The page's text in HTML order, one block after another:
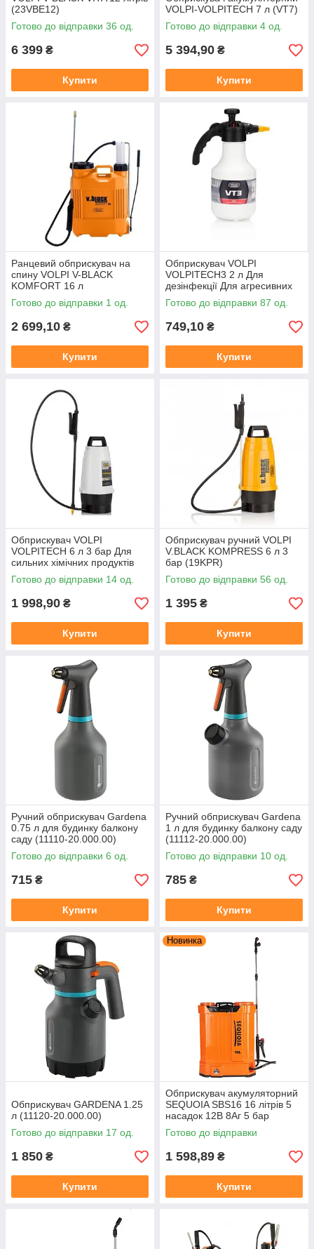
(23VBE12)
Готово до відправки 36 од.
6 399 ₴
Купити
VOLPI-VOLPITECH 7 л (VT7)
Готово до відправки 4 од.
5 394,90 ₴
Купити
Ранцевий обприскувач на
спину VOLPI V-BLACK
KOMFORT 16 л
Готово до відправки 1 од.
2 699,10 ₴
Купити
Обприскувач VOLPI
VOLPITECH3 2 л Для
дезінфекції Для агресивних
засобів 2 бар
Готово до відправки 87 од.
749,10 ₴
Купити
Обприскувач VOLPI
VOLPITECH 6 л 3 бар Для
сильних хімічних продуктів
добрив пестицидів
дезінфекции
Готово до відправки 14 од.
1 998,90 ₴
Купити
Обприскувач ручний VOLPI
V.BLACK KOMPRESS 6 л 3
бар (19KPR)
Готово до відправки 56 од.
1 395 ₴
Купити
Ручний обприскувач Gardena
0.75 л для будинку балкону
саду (11110-20.000.00)
Готово до відправки 6 од.
715 ₴
Купити
Ручний обприскувач Gardena
1 л для будинку балкону саду
(11112-20.000.00)
Готово до відправки 10 од.
785 ₴
Купити
Обприскувач GARDENA 1.25
л (11120-20.000.00)
Готово до відправки 17 од.
1 850 ₴
Купити
Новинка
Обприскувач акумуляторний
SEQUOIA SBS16 16 літрів 5
насадок 12В 8Аг 5 бар
Готово до відправки
1 598,89 ₴
Купити